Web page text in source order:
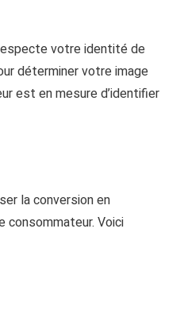
votreidentitéde
déterminer votre image
est en mesure d’identifier
la conversion en
consommateur. Voici